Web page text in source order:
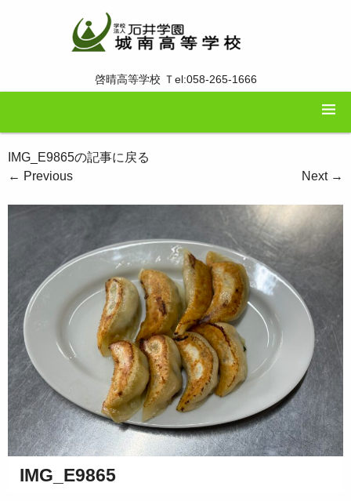
啓晴高等学校 Ｔel:058-265-1666
IMG_E9865の記事に戻る
← Previous Next →
IMG_E9865